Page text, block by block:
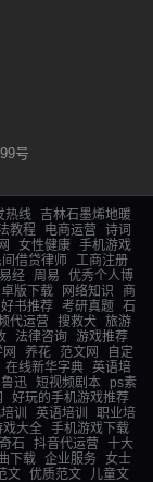
号
热线
吉林石墨烯地暖
教程 电商运营
诗词
女性健康 手机游戏
间借贷律师
工商注册
易经 周易
优秀个人博
版下载 网络知识
商
好书推荐 考研真题 石
代运营 搜救犬 旅游
法律咨询 游戏推荐
网 养花 范文网
自定
在线新华字典 英语培
鲁迅 短视频剧本
ps素
好玩的手机游戏推荐
训 英语培训
职业培
戏大全
手机游戏下载
奇石 抖音代运营 十大
下载 企业服务
女士
文 优质范文
儿童文